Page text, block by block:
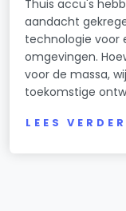
Thuis accu's
aandacht
technologie voor
omgevingen.
voor de massa,
toekomstige
LEES VERDER